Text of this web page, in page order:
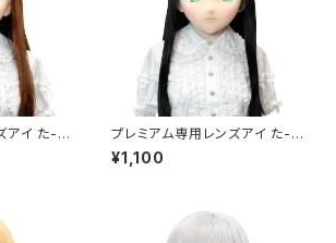
アイ た-パ
Eye T
プレミアム専用レンズアイ た-グ
リーン Premium Lens Eye T
A-Green
¥1,100